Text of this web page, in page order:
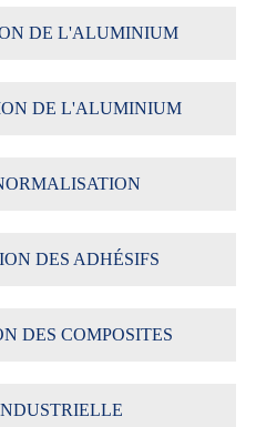
DE L'ALUMINIUM
DE L'ALUMINIUM
DES ADHÉSIFS
DES COMPOSITES